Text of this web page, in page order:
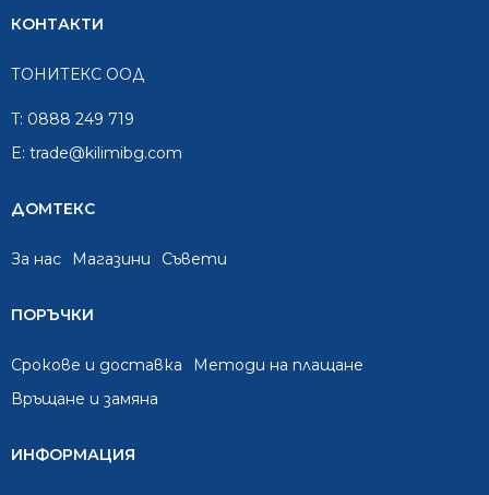
КОНТАКТИ
ТОНИТЕКС ООД
T: 0888 249 719
E: trade@kilimibg.com
ДОМТЕКС
За нас Mагазини Съвети
ПОРЪЧКИ
Срокове и доставка
Методи на плащане
Връщане и замяна
ИНФОРМАЦИЯ